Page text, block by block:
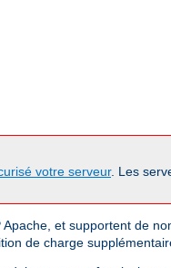
votre serveur. Les
et supportent de
de charge